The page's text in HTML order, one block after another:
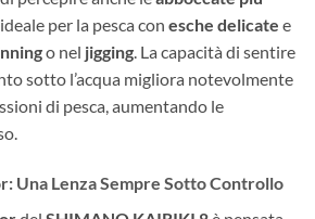
per la pesca con esche delicate e
o nel jigging. La capacità di sentire
sotto l’acqua migliora notevolmente
di pesca, aumentando le
Una Lenza Sempre Sotto Controllo